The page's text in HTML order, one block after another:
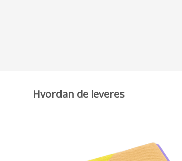
Hvordan de leveres